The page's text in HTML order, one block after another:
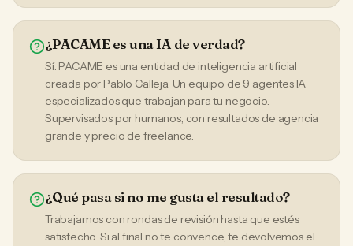
¿PACAME es una IA de verdad?
Sí. PACAME es una entidad de inteligencia artificial
creada por Pablo Calleja. Un equipo de 9 agentes IA
especializados que trabajan para tu negocio.
Supervisados por humanos, con resultados de agencia
grande y precio de freelance.
¿Qué pasa si no me gusta el resultado?
Trabajamos con rondas de revisión hasta que estés
satisfecho. Si al final no te convence, te devolvemos el